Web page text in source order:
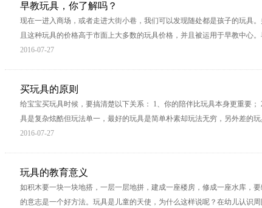
早教玩具，你了解吗？
现在一进入商场，或者走进大街小巷，我们可以发现随处都是孩子的玩具
且这种玩具的价格高于市面上大多数的玩具价格，并且被运用于早教中心
2016-07-27
买玩具的原则
给宝宝买玩具时候，要搞清楚以下关系： 1、你的陪伴比玩具本身更重要
具是复杂炫酷但玩法单一，最好的玩具是简单朴素却玩法无穷，另外差的
2016-07-27
玩具的教育意义
如积木要一块一块地搭，一层一层地拼，建成一座楼房，修成一座水库，
的意志是一个好方法。玩具是儿童的天使，为什么这样说呢？在幼儿认识